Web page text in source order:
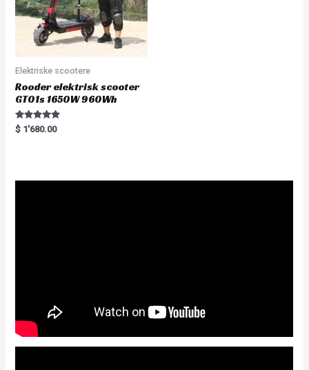
Elektriske scootere
Rooder elektrisk scooter
GT01s 1650W 960Wh
Rated
5.00
$ 1'680.00